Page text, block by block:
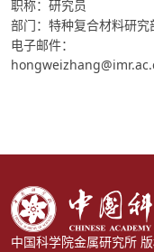
职称：研究员
部门：特种复合材料研究
电子邮件：
中国科学院金属研究所